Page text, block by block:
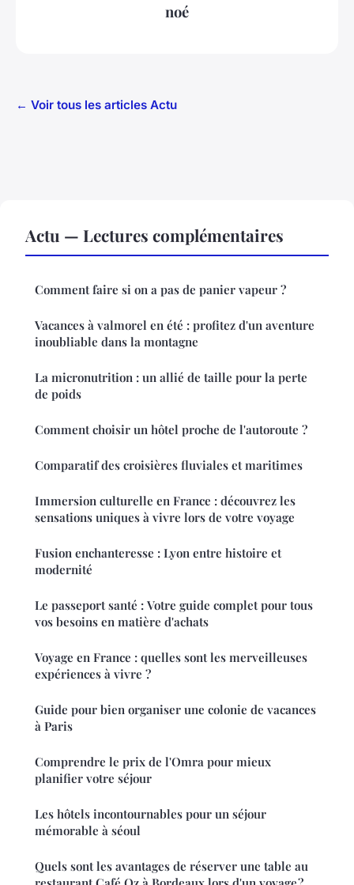
noé
← Voir tous les articles Actu
Actu — Lectures complémentaires
Comment faire si on a pas de panier vapeur ?
Vacances à valmorel en été : profitez d'un aventure
inoubliable dans la montagne
La micronutrition : un allié de taille pour la perte
de poids
Comment choisir un hôtel proche de l'autoroute ?
Comparatif des croisières fluviales et maritimes
Immersion culturelle en France : découvrez les
sensations uniques à vivre lors de votre voyage
Fusion enchanteresse : Lyon entre histoire et
modernité
Le passeport santé : Votre guide complet pour tous
vos besoins en matière d'achats
Voyage en France : quelles sont les merveilleuses
expériences à vivre ?
Guide pour bien organiser une colonie de vacances
à Paris
Comprendre le prix de l'Omra pour mieux
planifier votre séjour
Les hôtels incontournables pour un séjour
mémorable à séoul
Quels sont les avantages de réserver une table au